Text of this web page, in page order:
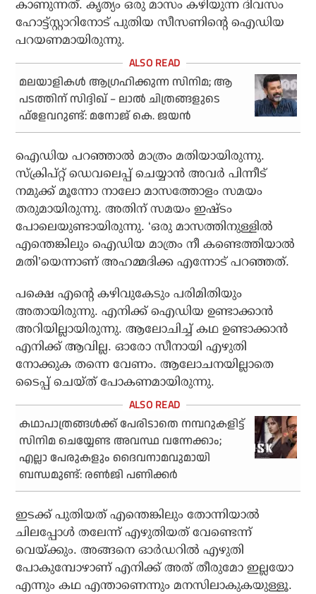
കാണുന്നത്. കൃത്യം ഒരു മാസം കഴിയുന്ന ദിവസം
ഹോട്ട്സ്റ്റാറിനോട് പുതിയ സീസണിന്റെ ഐഡിയ
പറയണമായിരുന്നു.
മലയാളികള്‍ ആഗ്രഹിക്കുന്ന സിനിമ; ആ
പടത്തിന് സിദ്ദിഖ് – ലാല്‍ ചിത്രങ്ങളുടെ
ഫ്‌ളേവറുണ്ട്: മനോജ് കെ. ജയന്‍
ഐഡിയ പറഞ്ഞാല്‍ മാത്രം മതിയായിരുന്നു.
സ്‌ക്രിപ്റ്റ് ഡെവലെപ്പ് ചെയ്യാന്‍ അവര്‍ പിന്നീട്
നമുക്ക് മൂന്നോ നാലോ മാസത്തോളം സമയം
തരുമായിരുന്നു. അതിന് സമയം ഇഷ്ടം
പോലെയുണ്ടായിരുന്നു. ‘ഒരു മാസത്തിനുള്ളില്‍
എന്തെങ്കിലും ഐഡിയ മാത്രം നീ കണ്ടെത്തിയാല്‍
മതി’യെന്നാണ് അഹമ്മദിക്ക എന്നോട് പറഞ്ഞത്.
പക്ഷെ എന്റെ കഴിവുകേടും പരിമിതിയും
അതായിരുന്നു. എനിക്ക് ഐഡിയ ഉണ്ടാക്കാന്‍
അറിയില്ലായിരുന്നു. ആലോചിച്ച് കഥ ഉണ്ടാക്കാന്‍
എനിക്ക് ആവില്ല. ഓരോ സീനായി എഴുതി
നോക്കുക തന്നെ വേണം. ആലോചനയില്ലാതെ
ടൈപ്പ് ചെയ്ത് പോകണമായിരുന്നു.
കഥാപാത്രങ്ങള്‍ക്ക് പേരിടാതെ നമ്പറുകളിട്ട്
സിനിമ ചെയ്യേണ്ട അവസ്ഥ വന്നേക്കാം;
എല്ലാ പേരുകളും ദൈവനാമവുമായി
ബന്ധമുണ്ട്: രണ്‍ജി പണിക്കര്‍
ഇടക്ക് പുതിയത് എന്തെങ്കിലും തോന്നിയാല്‍
ചിലപ്പോള്‍ തലേന്ന് എഴുതിയത് വേണ്ടെന്ന്
വെയ്ക്കും. അങ്ങനെ ഓര്‍ഡറില്‍ എഴുതി
പോകുമ്പോഴാണ് എനിക്ക് അത് തീരുമോ ഇല്ലയോ
എന്നും കഥ എന്താണെന്നും മനസിലാകുകയുള്ളൂ.